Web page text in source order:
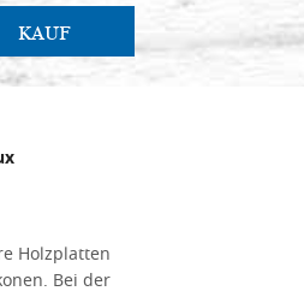
KAUF
Holzplatten
Bei der